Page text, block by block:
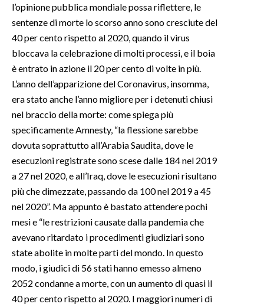
l’opinione pubblica mondiale possa riflettere, le
sentenze di morte lo scorso anno sono cresciute del
40 per cento rispetto al 2020, quando il virus
bloccava la celebrazione di molti processi, e il boia
è entrato in azione il 20 per cento di volte in più.
L’anno dell’apparizione del Coronavirus, insomma,
era stato anche l’anno migliore per i detenuti chiusi
nel braccio della morte: come spiega più
specificamente Amnesty, “la flessione sarebbe
dovuta soprattutto all’Arabia Saudita, dove le
esecuzioni registrate sono scese dalle 184 nel 2019
a 27 nel 2020, e all’Iraq, dove le esecuzioni risultano
più che dimezzate, passando da 100 nel 2019 a 45
nel 2020”. Ma appunto è bastato attendere pochi
mesi e “le restrizioni causate dalla pandemia che
avevano ritardato i procedimenti giudiziari sono
state abolite in molte parti del mondo. In questo
modo, i giudici di 56 stati hanno emesso almeno
2052 condanne a morte, con un aumento di quasi il
40 per cento rispetto al 2020. I maggiori numeri di